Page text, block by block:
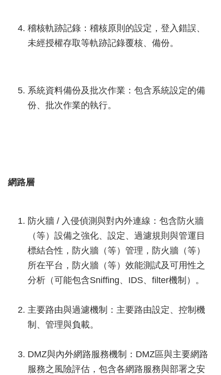
稽核軌跡記錄：稽核原則的設定，登入錯誤、
未經授權存取等軌跡記錄覆核、備份。
系統資料備份及批次作業：包含系統設定的備
份、批次作業的執行。
網路層
防火牆 / 入侵偵測與對內外連線：包含防火牆
（等）設備之強化、設定、過濾規則與管運目
標結合性，防火牆（等）管理，防火牆（等）
所在平台，防火牆（等）效能測試及可用性之
分析（可能包含Sniffing、IDS、filter機制）。
主要路由與過濾機制：主要路由設定、控制機
制、管理與負載。
DMZ與內外網路服務機制：DMZ區與主要網路
服務之風險評估，包含各網路服務與部署之安